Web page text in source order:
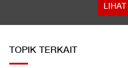
TOPIK TERKAIT